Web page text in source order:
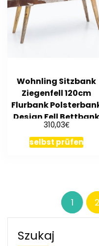
Wohnling Sitzbank
Ziegenfell 120cm
Flurbank
Design Fell Bettbank
310,03€
selbst prüfen
1 2
Szukaj